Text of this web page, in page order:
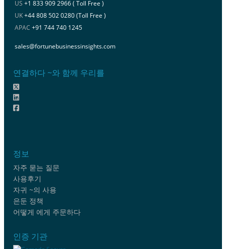
US +1 833 909 2966 ( Toll Free )
UK+44 808 502 0280 (Toll Free )
APAC +91 744 740 1245
sales@fortunebusinessinsights.com
연결하다 ~와 함께 우리를
정보
자주 묻는 질문
사용후기
자귀 ~의 사용
은둔 정책
어떻게 에게 주문하다
인증 기관